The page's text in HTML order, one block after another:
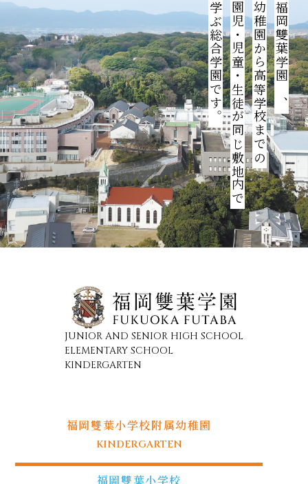
福岡雙葉学園は、
幼稚園から高等学校までの
園児・児童・生徒が同じ敷地内で
学ぶ総合学園です。
JUNIOR AND SENIOR HIGH SCHOOL
ELEMENTARY SCHOOL
KINDERGARTEN
福岡雙葉小学校附属幼稚園
KINDERGARTEN
福岡雙葉小学校